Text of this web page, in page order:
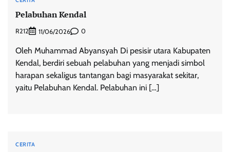
Pelabuhan Kendal
R212 11/06/2026 0
Oleh Muhammad Abyansyah Di pesisir utara Kabupaten
Kendal, berdiri sebuah pelabuhan yang menjadi simbol
harapan sekaligus tantangan bagi masyarakat sekitar,
yaitu Pelabuhan Kendal. Pelabuhan ini […]
CERITA